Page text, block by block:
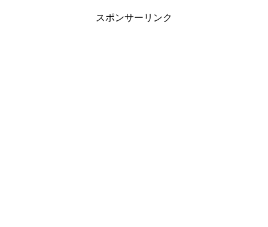
スポンサーリンク